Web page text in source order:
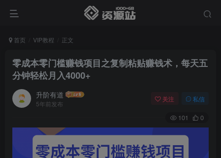
首页 VIP教程 正文
零成本零门槛赚钱项目之复制粘贴赚钱术，每天五
分钟轻松月入4000+
升阶有道
5年前发布
关注 私信
101 0